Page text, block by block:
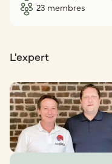
23 membres
L'expert